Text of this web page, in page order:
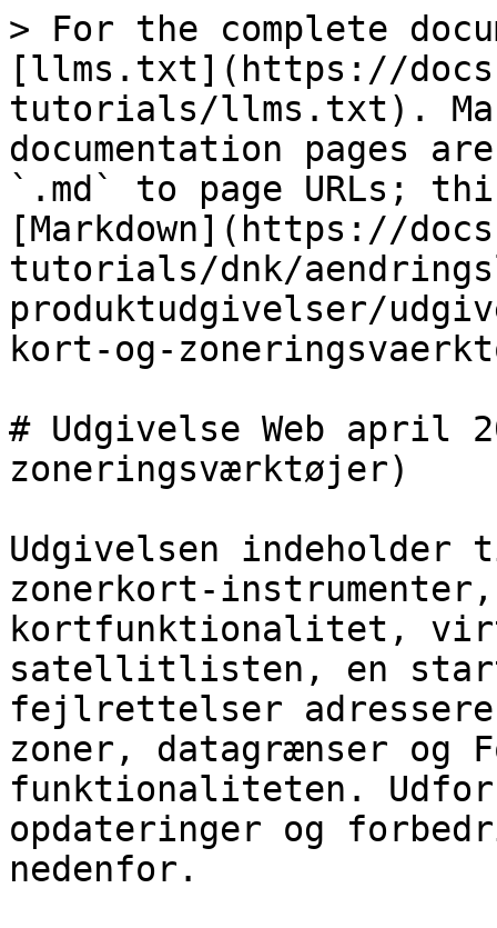
> For the complete
[llms.txt](https://
tutorials/llms.txt).
documentation pages
`.md` to page URLs;
[Markdown](https://
tutorials/dnk/
produktudgivelser/
kort-og-
# Udgivelse Web april
zoneringsværktøjer)
Udgivelsen
zonerkort-
kortfunktionalitet,
satellitlisten, en
fejlrettelser
zoner, datagrænser og
funktionaliteten.
opdateringer og
nedenfor.